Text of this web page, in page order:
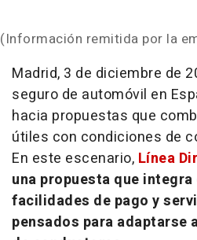
(Información remitida por la
Madrid, 3 de diciembre de
seguro de automóvil en
hacia propuestas que
útiles con condiciones de
En este escenario, Línea
una propuesta que
facilidades de pago y
pensados para